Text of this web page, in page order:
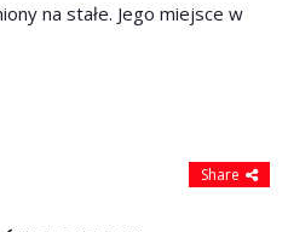
na stałe. Jego miejsce w
Share